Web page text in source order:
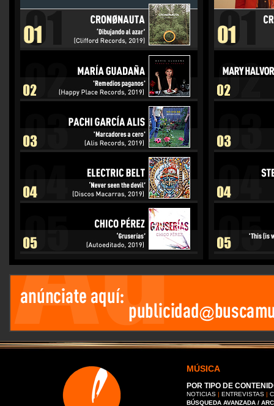
MÚSICA
POR TIPO DE
NOTICIAS | ENTREVISTAS |
BÚSQUEDA AVANZADA /